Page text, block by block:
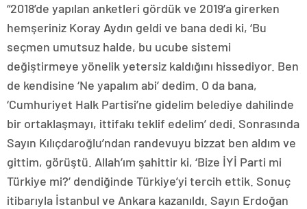
“2018’de yapılan anketleri gördük ve 2019’a girerken
hemşeriniz Koray Aydın geldi ve bana dedi ki, ‘Bu
seçmen umutsuz halde, bu ucube sistemi
değiştirmeye yönelik yetersiz kaldığını hissediyor. Ben
de kendisine ‘Ne yapalım abi’ dedim. O da bana,
‘Cumhuriyet Halk Partisi’ne gidelim belediye dahilinde
bir ortaklaşmayı, ittifakı teklif edelim’ dedi. Sonrasında
Sayın Kılıçdaroğlu’ndan randevuyu bizzat ben aldım ve
gittim, görüştü. Allah’ım şahittir ki, ‘Bize İYİ Parti mi
Türkiye mi?’ dendiğinde Türkiye’yi tercih ettik. Sonuç
itibarıyla İstanbul ve Ankara kazanıldı. Sayın Erdoğan